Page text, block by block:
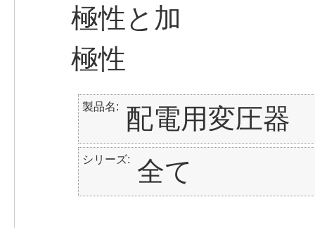
製品名 配電用変圧器
シリーズ 全て